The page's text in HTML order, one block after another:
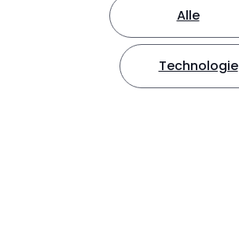
Alle
Technologie